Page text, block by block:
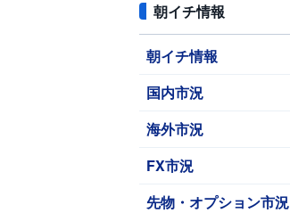
朝イチ情報
朝イチ情報
国内市況
海外市況
FX市況
先物・オプション市況